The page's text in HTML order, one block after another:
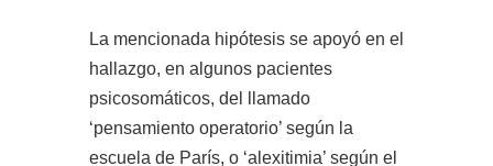
La mencionada hipótesis se apoyó en el
hallazgo, en algunos pacientes
psicosomáticos, del llamado
‘pensamiento operatorio’ según la
escuela de París, o ‘alexitimia’ según el